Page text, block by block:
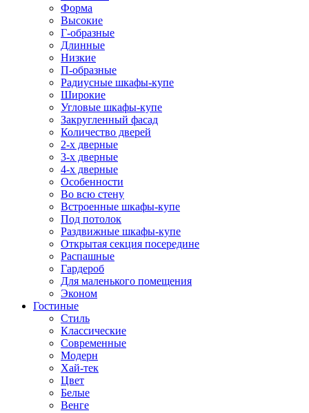
Форма
Высокие
Г-образные
Длинные
Низкие
П-образные
Радиусные шкафы-купе
Широкие
Угловые шкафы-купе
Закругленный фасад
Количество дверей
2-х дверные
3-х дверные
4-х дверные
Особенности
Во всю стену
Встроенные шкафы-купе
Под потолок
Раздвижные шкафы-купе
Открытая секция посередине
Распашные
Гардероб
Для маленького помещения
Эконом
Гостиные
Стиль
Классические
Современные
Модерн
Хай-тек
Цвет
Белые
Венге